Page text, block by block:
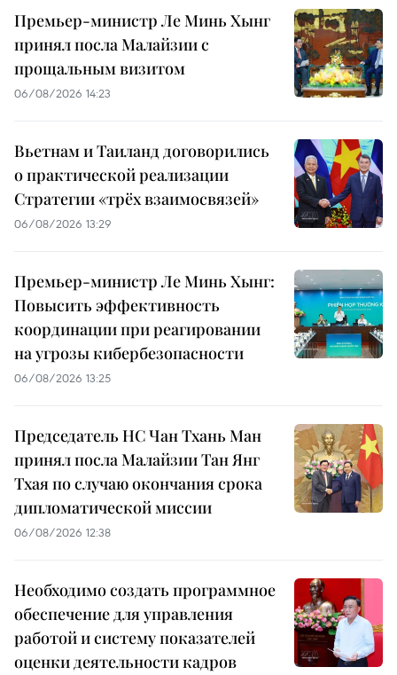
Премьер-министр Ле Минь Хынг
принял посла Малайзии с
прощальным визитом
06/08/2026 14:23
Вьетнам и Таиланд договорились
о практической реализации
Стратегии «трёх взаимосвязей»
06/08/2026 13:29
Премьер-министр Ле Минь Хынг:
Повысить эффективность
координации при реагировании
на угрозы кибербезопасности
06/08/2026 13:25
Председатель НС Чан Тхань Ман
принял посла Малайзии Тан Янг
Тхая по случаю окончания срока
дипломатической миссии
06/08/2026 12:38
Необходимо создать программное
обеспечение для управления
работой и систему показателей
оценки деятельности кадров